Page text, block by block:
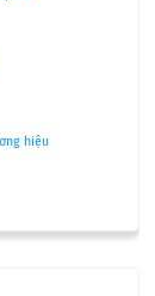
hiệu